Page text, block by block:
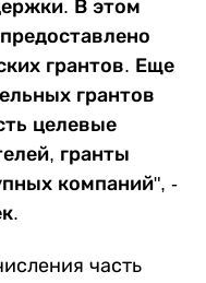
В этом
грантов. Еще
грантов
целевые
гранты
компаний", -
часть